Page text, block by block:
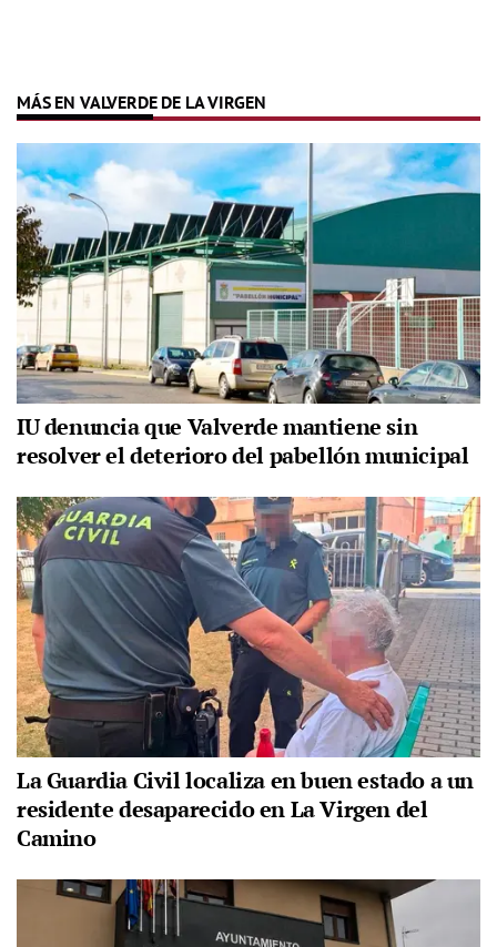
MÁS EN VALVERDE DE LA VIRGEN
IU denuncia que Valverde mantiene sin
resolver el deterioro del pabellón municipal
La Guardia Civil localiza en buen estado a un
residente desaparecido en La Virgen del
Camino